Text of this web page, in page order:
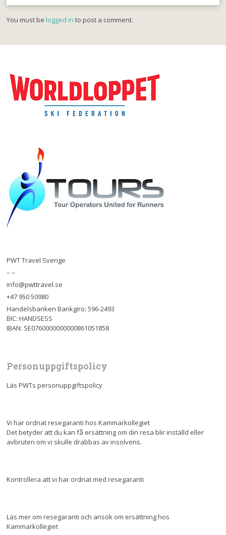
You must belogged in to post a comment.
PWT Travel Sverige
– –
info@pwttravel.se
+47 950 50980
Handelsbanken Bankgiro: 596-2493
BIC: HANDSESS
IBAN: SE0760000000000861051858
Personuppgiftspolicy
Läs PWTs personuppgiftspolicy
Vi har ordnat resegaranti hos Kammarkollegiet
Det betyder att du kan få ersättning om din resa blir inställd eller
avbruten om vi skulle drabbas av insolvens.
Kontrollera att vi har ordnat med resegaranti
Läs mer om resegaranti och ansök om ersättning hos
Kammarkollegiet